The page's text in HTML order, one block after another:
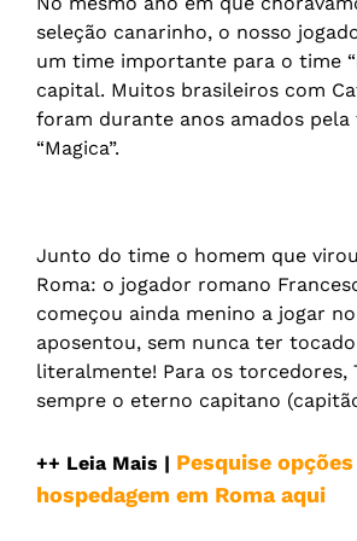
seleção canarinho, o nosso
um time importante para o time
capital. Muitos brasileiros com
foram durante anos amados
“Magica”.
Junto do time o homem que
Roma: o jogador romano
começou ainda menino a jogar
aposentou, sem nunca ter
literalmente! Para os torcedores,
sempre o eterno capitano
++ Leia Mais | Pesquise
hospedagem em Roma aqui